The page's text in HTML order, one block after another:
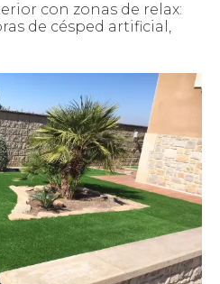
con zonas de relax:
de césped artificial,